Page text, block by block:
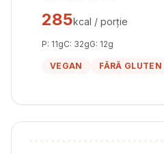
285kcal / porție
P: 11gC: 32gG: 12g
VEGAN FĂRĂ GLUTEN